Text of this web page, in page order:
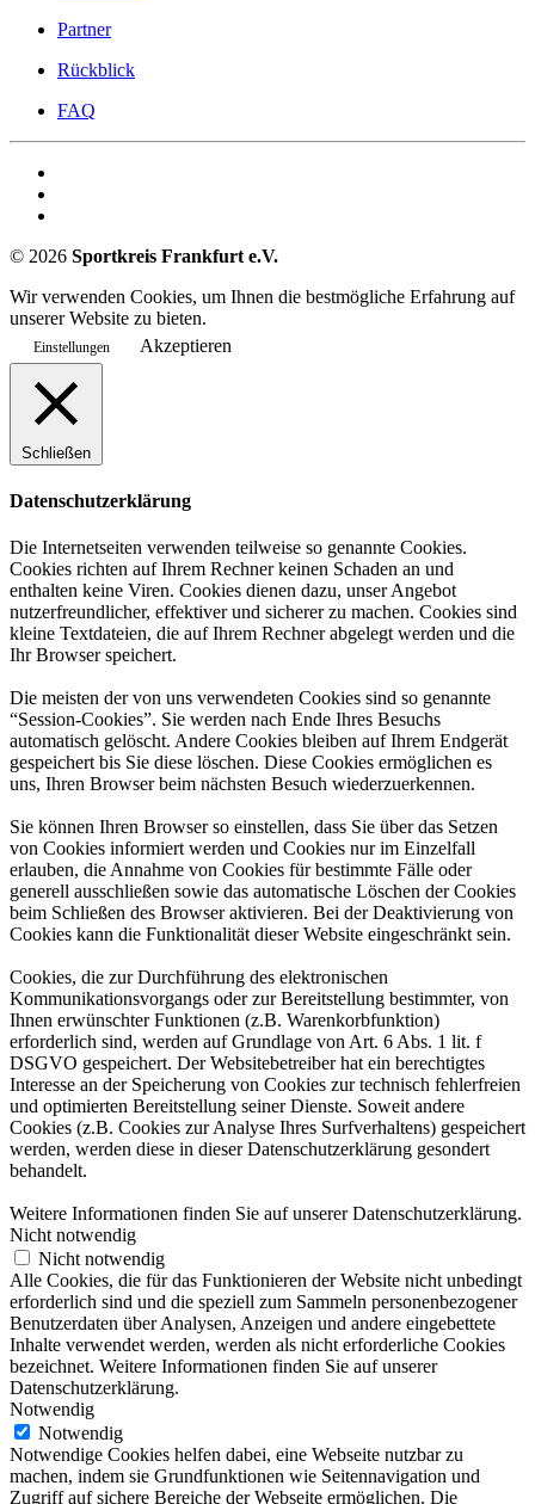
Partner
Rückblick
FAQ
© 2026 Sportkreis Frankfurt e.V.
Wir verwenden Cookies, um Ihnen die bestmögliche Erfahrung auf
unserer Website zu bieten.
Einstellungen Akzeptieren
Schließen
Datenschutzerklärung
Die Internetseiten verwenden teilweise so genannte Cookies.
Cookies richten auf Ihrem Rechner keinen Schaden an und
enthalten keine Viren. Cookies dienen dazu, unser Angebot
nutzerfreundlicher, effektiver und sicherer zu machen. Cookies sind
kleine Textdateien, die auf Ihrem Rechner abgelegt werden und die
Ihr Browser speichert.
Die meisten der von uns verwendeten Cookies sind so genannte
“Session-Cookies”. Sie werden nach Ende Ihres Besuchs
automatisch gelöscht. Andere Cookies bleiben auf Ihrem Endgerät
gespeichert bis Sie diese löschen. Diese Cookies ermöglichen es
uns, Ihren Browser beim nächsten Besuch wiederzuerkennen.
Sie können Ihren Browser so einstellen, dass Sie über das Setzen
von Cookies informiert werden und Cookies nur im Einzelfall
erlauben, die Annahme von Cookies für bestimmte Fälle oder
generell ausschließen sowie das automatische Löschen der Cookies
beim Schließen des Browser aktivieren. Bei der Deaktivierung von
Cookies kann die Funktionalität dieser Website eingeschränkt sein.
Cookies, die zur Durchführung des elektronischen
Kommunikationsvorgangs oder zur Bereitstellung bestimmter, von
Ihnen erwünschter Funktionen (z.B. Warenkorbfunktion)
erforderlich sind, werden auf Grundlage von Art. 6 Abs. 1 lit. f
DSGVO gespeichert. Der Websitebetreiber hat ein berechtigtes
Interesse an der Speicherung von Cookies zur technisch fehlerfreien
und optimierten Bereitstellung seiner Dienste. Soweit andere
Cookies (z.B. Cookies zur Analyse Ihres Surfverhaltens) gespeichert
werden, werden diese in dieser Datenschutzerklärung gesondert
behandelt.
Weitere Informationen finden Sie auf unserer Datenschutzerklärung.
Nicht notwendig
Nicht notwendig
Alle Cookies, die für das Funktionieren der Website nicht unbedingt
erforderlich sind und die speziell zum Sammeln personenbezogener
Benutzerdaten über Analysen, Anzeigen und andere eingebettete
Inhalte verwendet werden, werden als nicht erforderliche Cookies
bezeichnet. Weitere Informationen finden Sie auf unserer
Datenschutzerklärung.
Notwendig
Notwendig
Notwendige Cookies helfen dabei, eine Webseite nutzbar zu
machen, indem sie Grundfunktionen wie Seitennavigation und
Zugriff auf sichere Bereiche der Webseite ermöglichen. Die